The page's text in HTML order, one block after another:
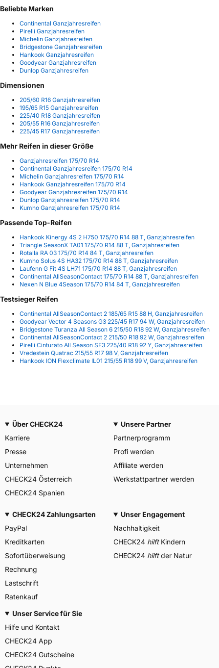
Beliebte Marken
Continental Ganzjahresreifen
Pirelli Ganzjahresreifen
Michelin Ganzjahresreifen
Bridgestone Ganzjahresreifen
Hankook Ganzjahresreifen
Goodyear Ganzjahresreifen
Dunlop Ganzjahresreifen
Dimensionen
205/60 R16 Ganzjahresreifen
195/65 R15 Ganzjahresreifen
225/40 R18 Ganzjahresreifen
205/55 R16 Ganzjahresreifen
225/45 R17 Ganzjahresreifen
Mehr Reifen in dieser Größe
Ganzjahresreifen 175/70 R14
Continental Ganzjahresreifen 175/70 R14
Michelin Ganzjahresreifen 175/70 R14
Hankook Ganzjahresreifen 175/70 R14
Goodyear Ganzjahresreifen 175/70 R14
Dunlop Ganzjahresreifen 175/70 R14
Kumho Ganzjahresreifen 175/70 R14
Passende Top-Reifen
Hankook Kinergy 4S 2 H750 175/70 R14 88 T, Ganzjahresreifen
Triangle SeasonX TA01 175/70 R14 88 T, Ganzjahresreifen
Rotalla RA 03 175/70 R14 84 T, Ganzjahresreifen
Kumho Solus 4S HA32 175/70 R14 88 T, Ganzjahresreifen
Laufenn G Fit 4S LH71 175/70 R14 88 T, Ganzjahresreifen
Continental AllSeasonContact 175/70 R14 88 T, Ganzjahresreifen
Nexen N Blue 4Season 175/70 R14 84 T, Ganzjahresreifen
Testsieger Reifen
Continental AllSeasonContact 2 185/65 R15 88 H, Ganzjahresreifen
Goodyear Vector 4 Seasons G3 225/45 R17 94 W, Ganzjahresreifen
Bridgestone Turanza All Season 6 215/50 R18 92 W, Ganzjahresreifen
Continental AllSeasonContact 2 215/50 R18 92 W, Ganzjahresreifen
Pirelli Cinturato All Season SF3 225/40 R18 92 Y, Ganzjahresreifen
Vredestein Quatrac 215/55 R17 98 V, Ganzjahresreifen
Hankook ION Flexclimate IL01 215/55 R18 99 V, Ganzjahresreifen
Über CHECK24
Karriere
Presse
Unternehmen
CHECK24 Österreich
CHECK24 Spanien
Unsere Partner
Partnerprogramm
Profi werden
Affiliate werden
Werkstattpartner werden
CHECK24 Zahlungsarten
PayPal
Kreditkarten
Sofortüberweisung
Rechnung
Lastschrift
Ratenkauf
Unser Engagement
Nachhaltigkeit
CHECK24 hilftKindern
CHECK24 hilftder Natur
Unser Service für Sie
Hilfe und Kontakt
CHECK24 App
CHECK24 Gutscheine